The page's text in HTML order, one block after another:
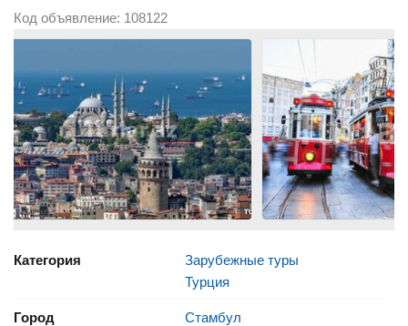
Код объявление: 108122
Категория
Зарубежные туры
Турция
Город Стамбул